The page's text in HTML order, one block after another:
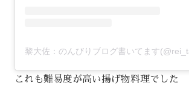
これも難易度が高い揚げ物料理でした